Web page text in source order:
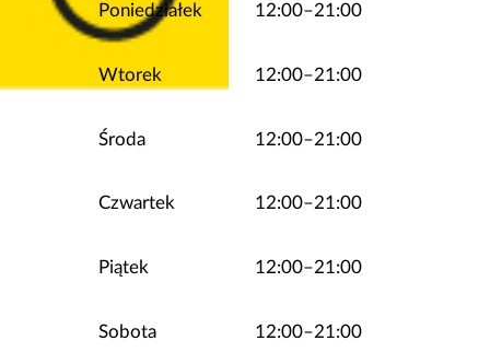
Poniedziałek 12:00–21:00
Wtorek 12:00–21:00
Środa 12:00–21:00
Czwartek 12:00–21:00
Piątek 12:00–21:00
Sobota 12:00–21:00